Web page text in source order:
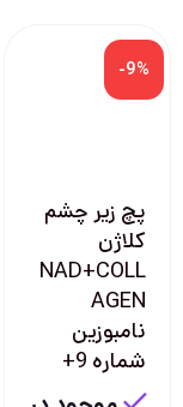
-9%
پچ زير چشم
كلاژن
NAD+COLL
AGEN
نامبوزين
شماره 9+